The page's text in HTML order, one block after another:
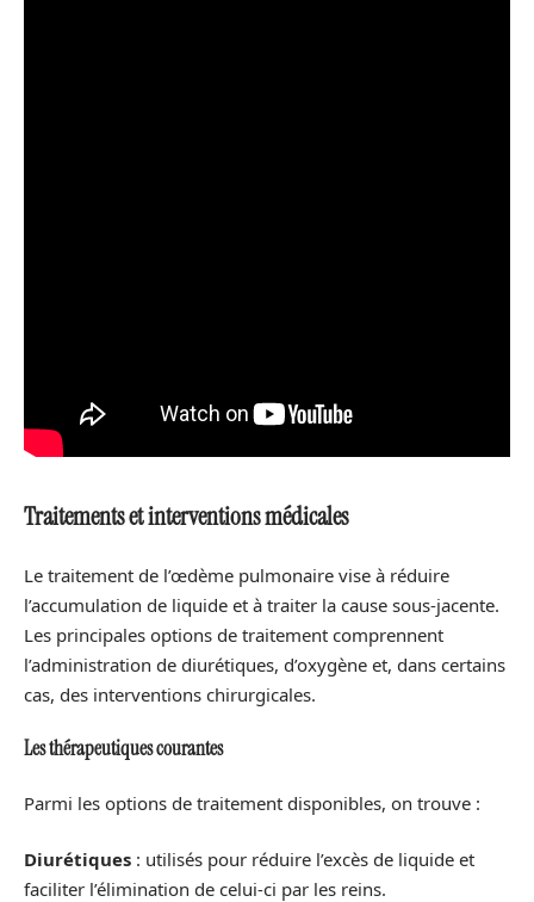
Traitements et interventions médicales
Le traitement de l’œdème pulmonaire vise à réduire
l’accumulation de liquide et à traiter la cause sous-jacente.
Les principales options de traitement comprennent
l’administration de diurétiques, d’oxygène et, dans certains
cas, des interventions chirurgicales.
Les thérapeutiques courantes
Parmi les options de traitement disponibles, on trouve :
Diurétiques : utilisés pour réduire l’excès de liquide et
faciliter l’élimination de celui-ci par les reins.